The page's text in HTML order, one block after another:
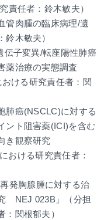
責任者：鈴木敏夫）
管肉腫の臨床病理/遺
木敏夫）
伝子変異/転座陽性肺癌
薬治療の実態調査
ける研究責任者：関
肺癌(NSCLC)に対する
ント阻害薬(ICI)を含む
き観察研究
おける研究責任者：
発胸腺腫に対する治
NEJ 023B」（分担
関根郁夫）